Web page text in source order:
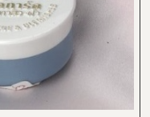
Subscribe